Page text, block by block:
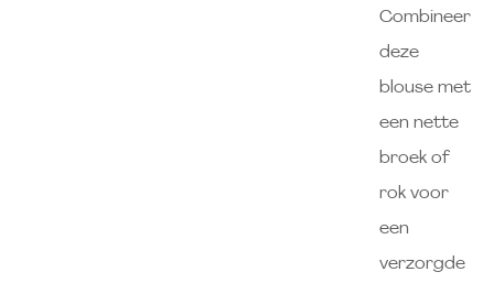
Combineer
deze
blouse met
een nette
broek of
rok voor
een
verzorgde